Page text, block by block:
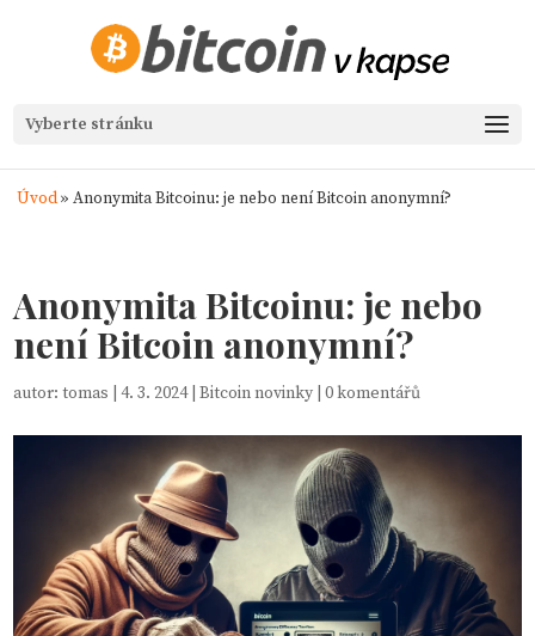
Vyberte stránku
Úvod» Anonymita Bitcoinu: je nebo není Bitcoin anonymní?
Anonymita Bitcoinu: je nebo
není Bitcoin anonymní?
autor:tomas |4. 3. 2024|Bitcoin novinky |0 komentářů